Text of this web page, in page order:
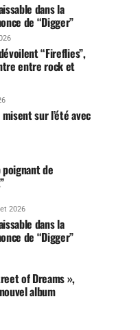
dans la
de “Digger”
“Fireflies”,
entre rock et
sur l’été avec
de
2026
dans la
de “Digger”
of Dreams »,
album